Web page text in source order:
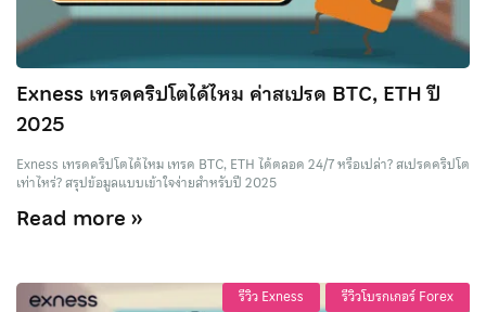
Exness เทรดคริปโตได้ไหม ค่าสเปรด BTC, ETH ปี
2025
Exness เทรดคริปโตได้ไหม เทรด BTC, ETH ได้ตลอด 24/7 หรือเปล่า? สเปรดคริปโต
เท่าไหร่? สรุปข้อมูลแบบเข้าใจง่ายสำหรับปี 2025
Read more »
รีวิว Exness รีวิวโบรกเกอร์ Forex